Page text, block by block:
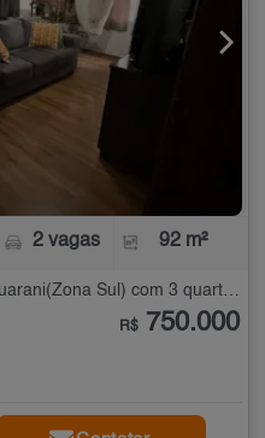
2 vagas 92 m²
Apartamento à Venda na Vila Guarani(Zona Sul) com 3 quartos - 92 m²
R$ 750.000